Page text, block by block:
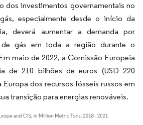
dos investimentos governamentais no
especialmente desde o início da
deverá aumentar a demanda por
de gás em toda a região durante o
maio de 2022, a Comissão Europeia
de 210 bilhões de euros (USD 220
dos recursos fósseis russos em
transição para energias renováveis.